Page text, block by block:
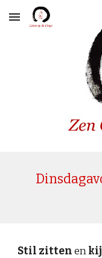
Skip to main content
Stil zittenen